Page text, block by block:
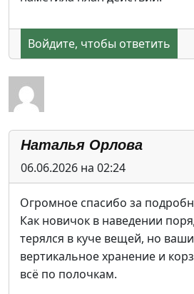
Войдите, чтобы ответить
Наталья Орлова
06.06.2026 на 02:24
Огромное спасибо за
Как новичок в наведении
терялся в куче вещей, но
вертикальное хранение и
всё по полочкам.